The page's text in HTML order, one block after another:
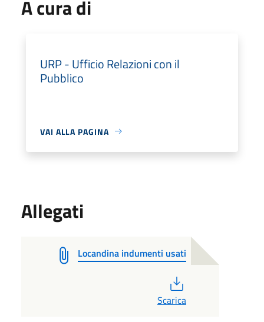
A cura di
URP - Ufficio Relazioni con il
Pubblico
VAI ALLA PAGINA
Allegati
Locandina indumenti usati
Scarica